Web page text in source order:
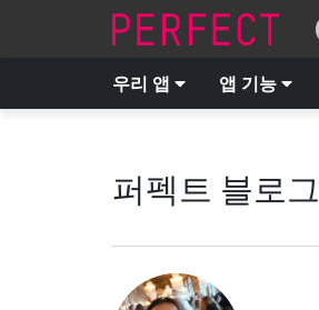
우리 앱 앱 기능
퍼펙트 블로그